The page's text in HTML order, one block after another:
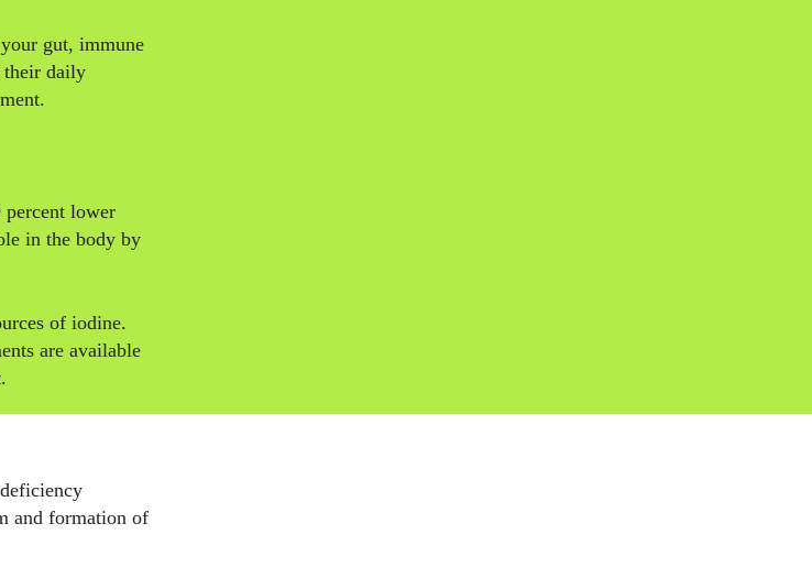
gut, immune
their daily
percent lower
in the body by
of iodine.
are available
and formation of